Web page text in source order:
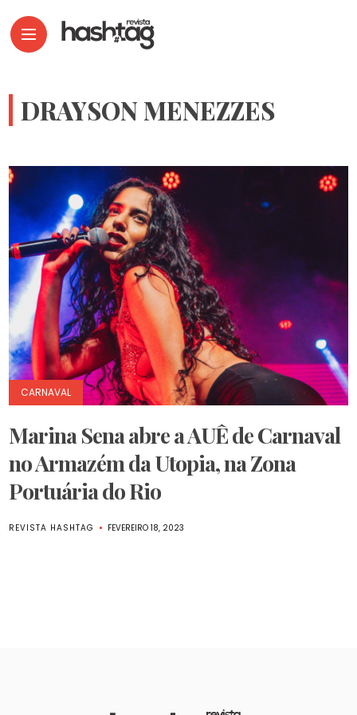
DRAYSON MENEZZES
CARNAVAL
Marina Sena abre a AUÊ de Carnaval
no Armazém da Utopia, na Zona
Portuária do Rio
REVISTA HASHTAG FEVEREIRO 18, 2023